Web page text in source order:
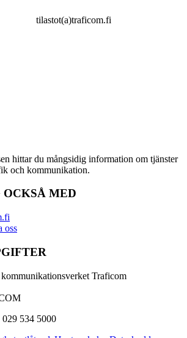
tilastot(a)traficom.fi
hittar du mångsidig information om tjänster
och kommunikation.
MED
oss
Traficom
534 5000